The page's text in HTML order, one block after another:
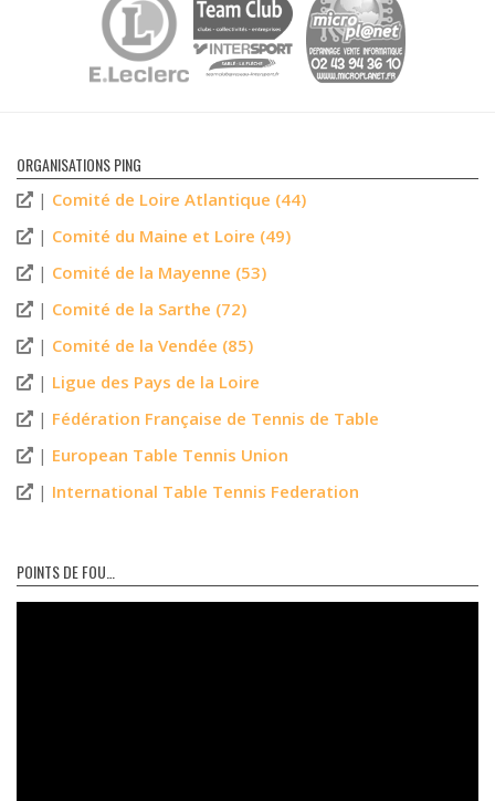
ORGANISATIONS PING
| Comité de Loire Atlantique (44)
| Comité du Maine et Loire (49)
| Comité de la Mayenne (53)
| Comité de la Sarthe (72)
| Comité de la Vendée (85)
| Ligue des Pays de la Loire
| Fédération Française de Tennis de Table
| European Table Tennis Union
| International Table Tennis Federation
POINTS DE FOU…